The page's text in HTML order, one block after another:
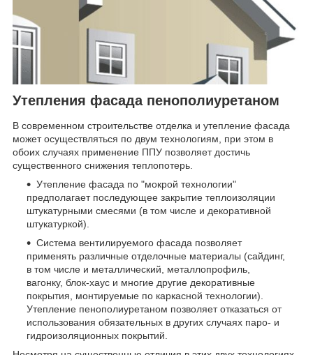
Утепления фасада пенополиуретаном
В современном строительстве отделка и утепление фасада
может осуществляться по двум технологиям, при этом в
обоих случаях применение ППУ позволяет достичь
существенного снижения теплопотерь.
Утепление фасада по "мокрой технологии"
предполагает последующее закрытие теплоизоляции
штукатурными смесями (в том числе и декоративной
штукатуркой).
Система вентилируемого фасада позволяет
применять различные отделочные материалы (сайдинг,
в том числе и металлический, металлопрофиль,
вагонку, блок-хаус и многие другие декоративные
покрытия, монтируемые по каркасной технологии).
Утепление пенополиуретаном позволяет отказаться от
использования обязательных в других случаях паро- и
гидроизоляционных покрытий.